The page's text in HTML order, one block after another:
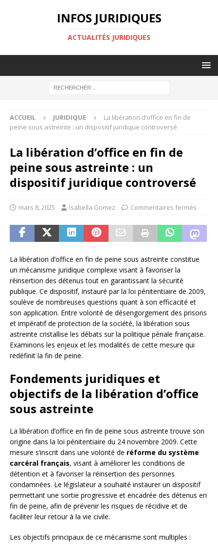
INFOS JURIDIQUES
ACTUALITÉS JURIDIQUES
ACCUEIL JURIDIQUE
La libération d’office en fin de
peine sous astreinte : un dispositif juridique controversé
La libération d’office en fin de
peine sous astreinte : un
dispositif juridique controversé
mars 8, 2025 Isabella Gomez Commentaires fermés
La libération d’office en fin de peine sous astreinte constitue
un mécanisme juridique complexe visant à favoriser la
réinsertion des détenus tout en garantissant la sécurité
publique. Ce dispositif, instauré par la loi pénitentiaire de 2009,
soulève de nombreuses questions quant à son efficacité et
son application. Entre volonté de désengorgement des prisons
et impératif de protection de la société, la libération sous
astreinte cristallise les débats sur la politique pénale française.
Examinons les enjeux et les modalités de cette mesure qui
redéfinit la fin de peine.
Fondements juridiques et
objectifs de la libération d’office
sous astreinte
La libération d’office en fin de peine sous astreinte trouve son
origine dans la loi pénitentiaire du 24 novembre 2009. Cette
mesure s’inscrit dans une volonté de réforme du système
carcéral français, visant à améliorer les conditions de
détention et à favoriser la réinsertion des personnes
condamnées. Le législateur a souhaité instaurer un dispositif
permettant une sortie progressive et encadrée des détenus en
fin de peine, afin de prévenir les risques de récidive et de
faciliter leur retour à la vie civile.
Les objectifs principaux de ce mécanisme sont multiples :